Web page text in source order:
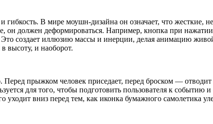
В мире моушн-дизайна он означает, что жесткие,
он должен деформироваться. Например, кнопка при
создает иллюзию массы и инерции, делая анимацию
высоту, и наоборот.
прыжком человек приседает, перед броском —
для того, чтобы подготовить пользователя к событию
вниз перед тем, как иконка бумажного самолетика